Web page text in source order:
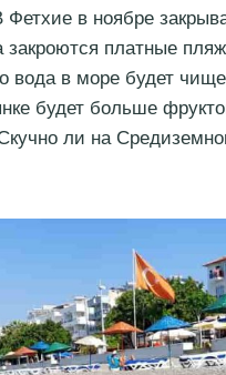
в ноябре
закроются платные
вода в море будет
будет больше
ли на